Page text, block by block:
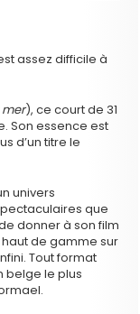
assez difficile à
mer), ce court de 31
Son essence est
d’un titre le
univers
que
donner à son film
de gamme sur
Tout format
belge le plus